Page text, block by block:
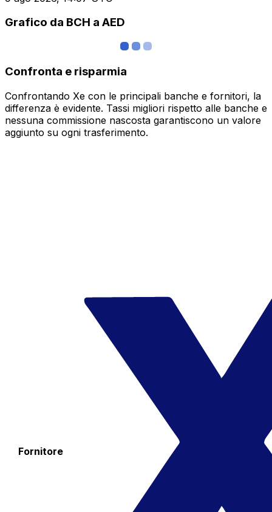
Grafico da BCH a AED
Confronta e risparmia
Confrontando Xe con le principali banche e fornitori, la
differenza è evidente. Tassi migliori rispetto alle banche e
nessuna commissione nascosta garantiscono un valore
aggiunto su ogni trasferimento.
Fornitore